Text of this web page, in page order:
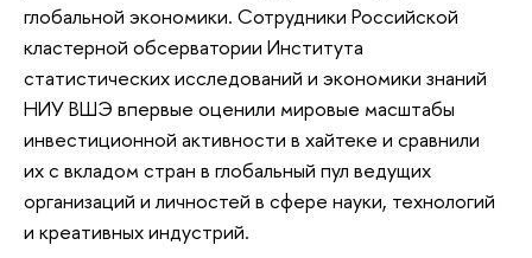
глобальной экономики. Сотрудники Российской
кластерной обсерватории Института
статистических исследований и экономики знаний
НИУ ВШЭ впервые оценили мировые масштабы
инвестиционной активности в хайтеке и сравнили
их с вкладом стран в глобальный пул ведущих
организаций и личностей в сфере науки, технологий
и креативных индустрий.